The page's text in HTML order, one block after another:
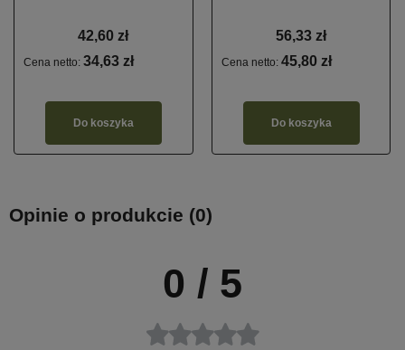
42,60 zł
Cena netto: 34,63 zł
Do koszyka
56,33 zł
Cena netto: 45,80 zł
Do koszyka
Opinie o produkcie (0)
0 / 5